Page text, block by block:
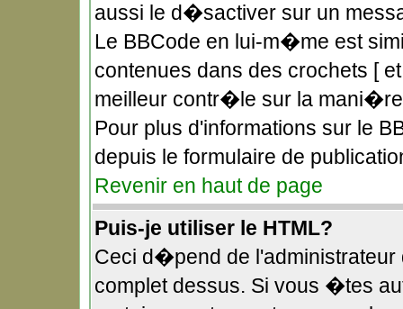
aussi le d�sactiver sur un
Le BBCode en lui-m�me est
contenues dans des crochets [
meilleur contr�le sur la
Pour plus d'informations sur le
depuis le formulaire de
Revenir en haut de page
Puis-je utiliser le HTML?
Ceci d�pend de
complet dessus. Si vous �tes